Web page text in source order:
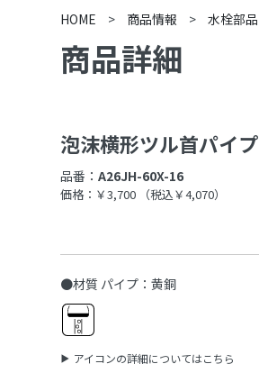
HOME > 商品情報 > 水栓部品
商品詳細
泡沫横形ツル首パイプ
品番：A26JH-60X-16
価格：￥3,700 （税込￥4,070）
●材質 パイプ：黄銅
アイコンの詳細についてはこちら